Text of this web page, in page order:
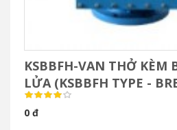
KSBBFH-VAN THỞ KÈM BÌNH NGĂN TIA
LỬA (KSBBFH TYPE -
WITH FLAME ARRESTER)
0 đ